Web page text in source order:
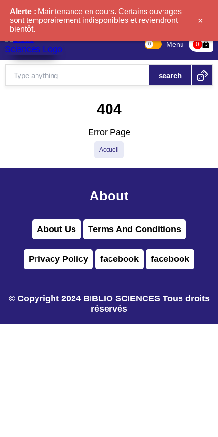
Menu 0 bag-check
Alerte : Maintenance en cours. Certains ouvrages
sont temporairement indisponibles et reviendront
bientôt.
×
404
Error Page
Accueil
About
About Us Terms And Conditions
Privacy Policy facebook facebook
© Copyright 2024 BIBLIO SCIENCESTous droits
réservés